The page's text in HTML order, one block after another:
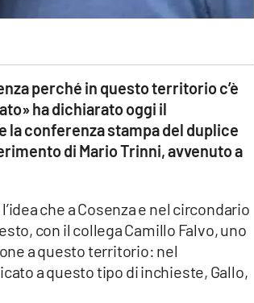
perché in questo territorio c’è
ha dichiarato oggi il
la conferenza stampa del duplice
di Mario Trinni, avvenuto a
che a Cosenza e nel circondario
con il collega Camillo Falvo, uno
a questo territorio: nel
a questo tipo di inchieste, Gallo,